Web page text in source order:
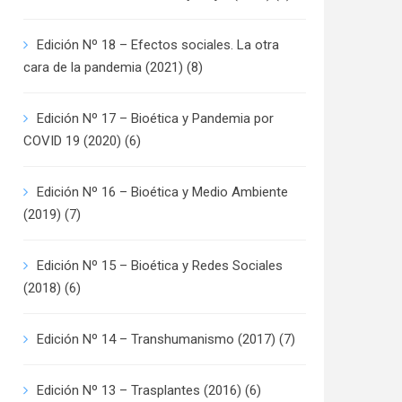
Edición Nº 18 – Efectos sociales. La otra
cara de la pandemia (2021) (8)
Edición Nº 17 – Bioética y Pandemia por
COVID 19 (2020) (6)
Edición Nº 16 – Bioética y Medio Ambiente
(2019) (7)
Edición Nº 15 – Bioética y Redes Sociales
(2018) (6)
Edición Nº 14 – Transhumanismo (2017) (7)
Edición Nº 13 – Trasplantes (2016) (6)